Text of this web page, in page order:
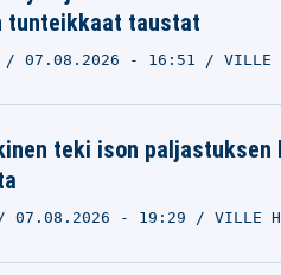
tunteikkaat taustat
07.08.2026 - 16:51 VILLE
teki ison paljastuksen
07.08.2026 - 19:29 VILLE